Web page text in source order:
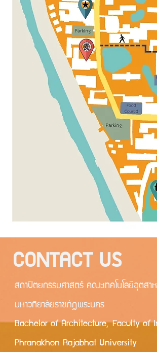
CONTACT US
สถาปัตยกรรมศาสตร์ คณะเทคโนโลยีอุตสา
มหาวทิยาลัยราชภัฏพระนคร
Bachelor of Architecture, Faculty of
Phranakhon Rajabhat University